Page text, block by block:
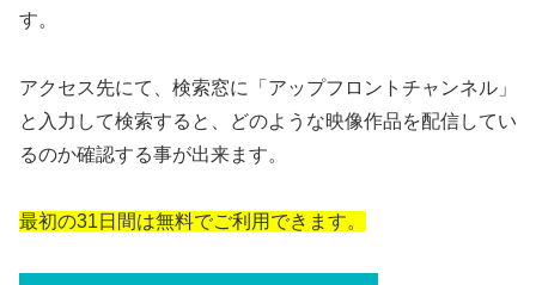
す。
アクセス先にて、検索窓に「アップフロントチャンネル」
と入力して検索すると、どのような映像作品を配信してい
るのか確認する事が出来ます。
最初の31日間は無料でご利用できます。